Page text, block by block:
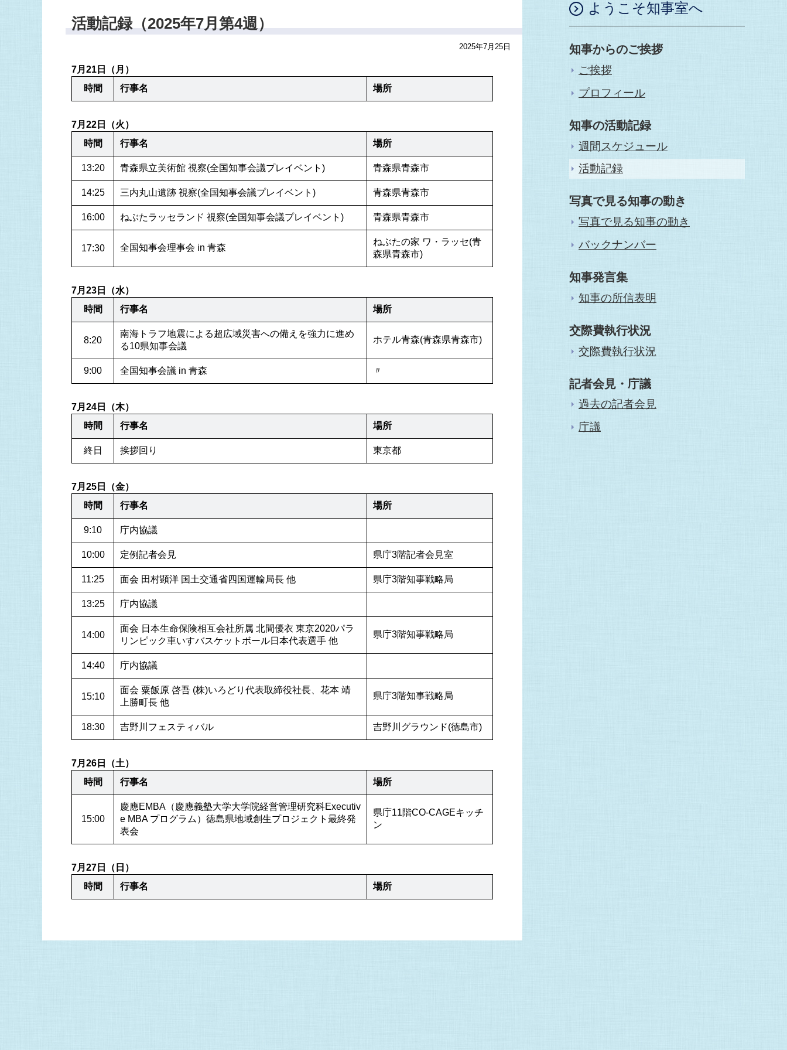
活動記録（2025年7月第4週）
2025年7月25日
7月21日（月）
時間
行事名 場所
7月22日（火）
時間
行事名 場所
13:20 青森県立美術館 視察(全国知事会議プレイベント) 青森県青森市
14:25 三内丸山遺跡 視察(全国知事会議プレイベント) 青森県青森市
16:00 ねぶたラッセランド 視察(全国知事会議プレイベント) 青森県青森市
17:30 全国知事会理事会 in 青森
ねぶたの家 ワ・ラッセ(青
森県青森市)
7月23日（水）
時間
行事名 場所
8:20
南海トラフ地震による超広域災害への備えを強力に進め
る10県知事会議
ホテル青森(青森県青森市)
9:00 全国知事会議 in 青森 〃
7月24日（木）
時間
行事名 場所
終日 挨拶回り 東京都
7月25日（金）
時間
行事名 場所
9:10 庁内協議
10:00 定例記者会見 県庁3階記者会見室
11:25 面会 田村顕洋 国土交通省四国運輸局長 他 県庁3階知事戦略局
13:25 庁内協議
14:00
面会 日本生命保険相互会社所属 北間優衣 東京2020パラ
リンピック車いすバスケットボール日本代表選手 他
県庁3階知事戦略局
14:40 庁内協議
15:10
面会 粟飯原 啓吾 (株)いろどり代表取締役社長、花本 靖
上勝町長 他
県庁3階知事戦略局
18:30 吉野川フェスティバル 吉野川グラウンド(徳島市)
7月26日（土）
時間
行事名 場所
15:00
慶應EMBA（慶應義塾大学大学院経営管理研究科Executiv
e MBA プログラム）徳島県地域創生プロジェクト最終発
表会
県庁11階CO-CAGEキッチ
ン
7月27日（日）
時間
行事名 場所
ようこそ知事室へ
知事からのご挨拶
ご挨拶
プロフィール
知事の活動記録
週間スケジュール
活動記録
写真で見る知事の動き
写真で見る知事の動き
バックナンバー
知事発言集
知事の所信表明
交際費執行状況
交際費執行状況
記者会見・庁議
過去の記者会見
庁議